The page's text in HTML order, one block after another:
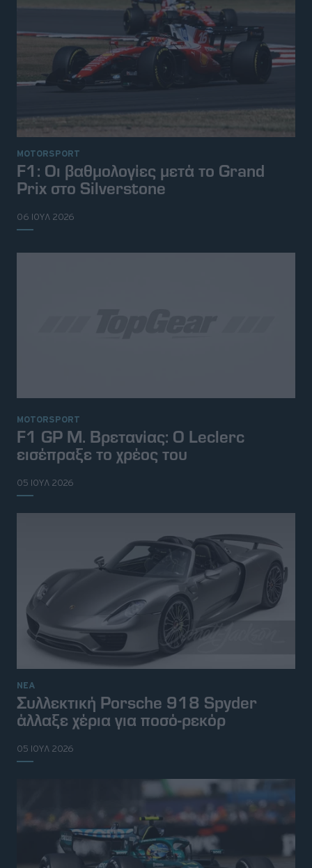
MOTORSPORT
F1: Οι βαθμολογίες μετά το Grand
Prix στο Silverstone
06 ΙΟΥΛ 2026
MOTORSPORT
F1 GP Μ. Βρετανίας: Ο Leclerc
εισέπραξε το χρέος του
05 ΙΟΥΛ 2026
ΝΕΑ
Συλλεκτική Porsche 918 Spyder
άλλαξε χέρια για ποσό-ρεκόρ
05 ΙΟΥΛ 2026